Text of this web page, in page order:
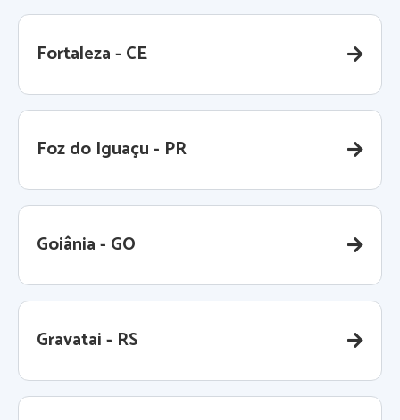
Fortaleza - CE
Foz do Iguaçu - PR
Goiânia - GO
Gravatai - RS